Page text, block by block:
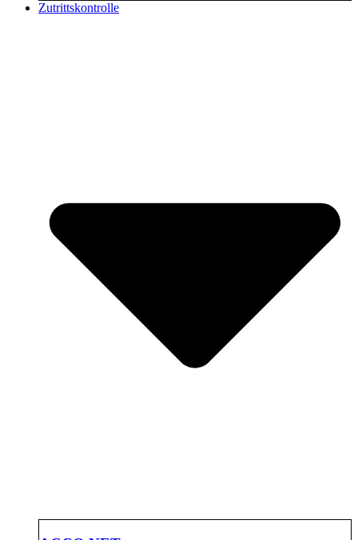
Zutrittskontrolle